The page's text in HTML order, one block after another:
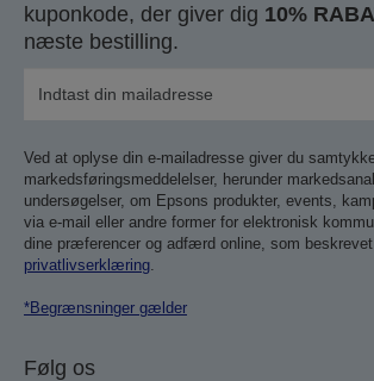
kuponkode, der giver dig 10%
næste bestilling.
Ved at oplyse din e-mailadresse giver du
markedsføringsmeddelelser, herunder
undersøgelser, om Epsons produkter, events,
via e-mail eller andre former for elektronisk
dine præferencer og adfærd online, som
privatlivserklæring.
*Begrænsninger gælder
Følg os